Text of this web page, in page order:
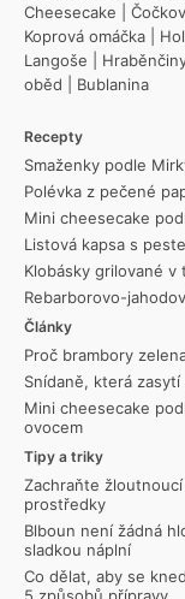
Cheesecake
Koprová omáčka
Langoše
oběd
Bublanina
Recepty
Smaženky podle
Polévka z pečené
Mini cheesecake
Listová kapsa s
Klobásky grilované v
Rebarborovo-
Články
Proč brambory
Snídaně, která
Mini cheesecake
ovocem
Tipy a triky
Zachraňte
prostředky
Blboun není žádná
sladkou náplní
Co dělat, aby se